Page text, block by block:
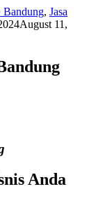
Bandung, Jasa
August 11,
Anda